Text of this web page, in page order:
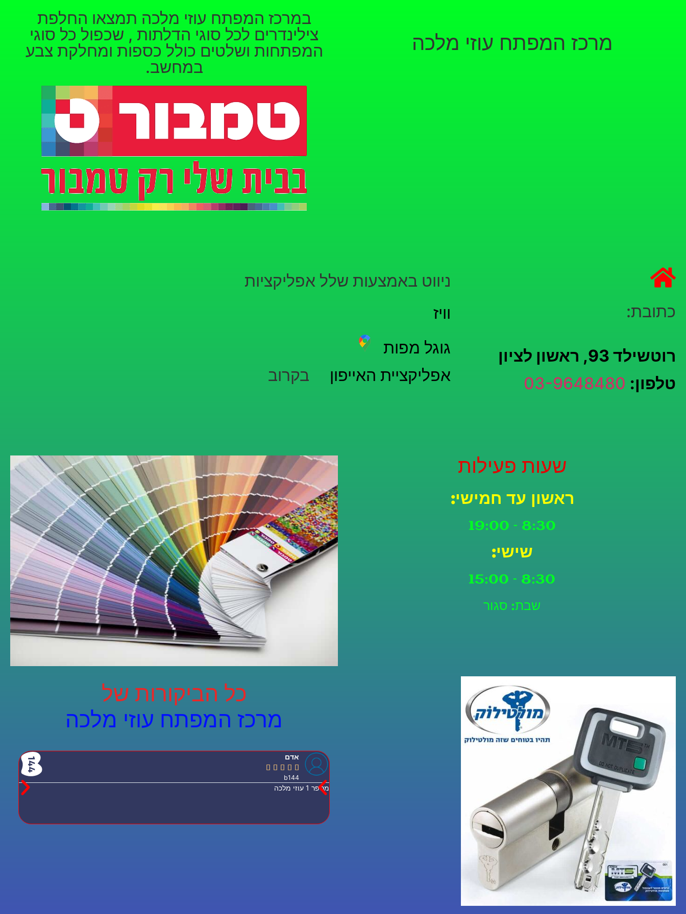
מרכז המפתח עוזי מלכה
במרכז המפתח עוזי מלכה תמצאו החלפת
צילינדרים לכל סוגי הדלתות , שכפול כל סוגי
המפתחות ושלטים כולל כספות ומחלקת צבע
במחשב.
כתובת:
רוטשילד 93, ראשון לציון
טלפון: 03-9648480
ניווט באמצעות שלל אפליקציות
וויז
גוגל מפות
אפליקציית האייפון
בקרוב
שעות פעילות
ראשון עד חמישי:
8:30 – 19:00
שישי:
8:30 – 15:00
שבת: סגור
כל הביקורות של
מרכז המפתח עוזי מלכה
אדם





b144
מספר 1 עוזי מלכה